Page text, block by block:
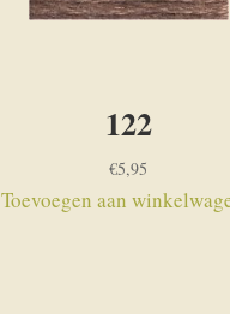
122
€5,95
Toevoegen aan